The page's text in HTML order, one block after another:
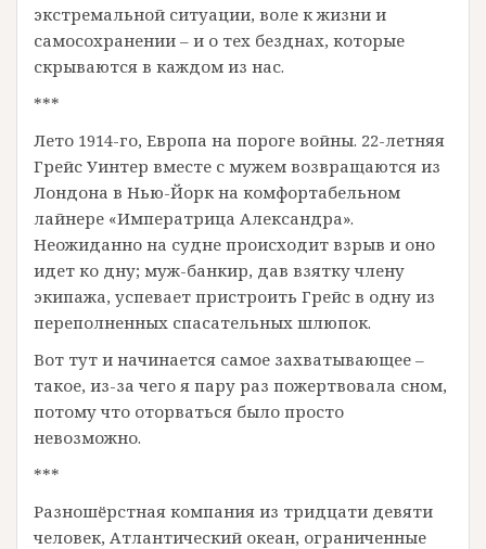
экстремальной ситуации, воле к жизни и
самосохранении – и о тех безднах, которые
скрываются в каждом из нас.
***
Лето 1914-го, Европа на пороге войны. 22-летняя
Грейс Уинтер вместе с мужем возвращаются из
Лондона в Нью-Йорк на комфортабельном
лайнере «Императрица Александра».
Неожиданно на судне происходит взрыв и оно
идет ко дну; муж-банкир, дав взятку члену
экипажа, успевает пристроить Грейс в одну из
переполненных спасательных шлюпок.
Вот тут и начинается самое захватывающее –
такое, из-за чего я пару раз пожертвовала сном,
потому что оторваться было просто
невозможно.
***
Разношёрстная компания из тридцати девяти
человек, Атлантический океан, ограниченные